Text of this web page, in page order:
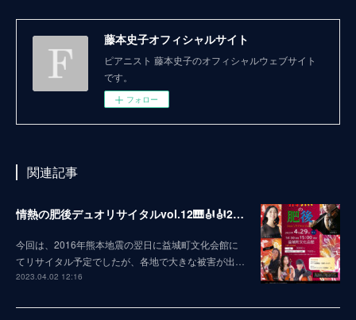
藤本史子オフィシャルサイト
ピアニスト 藤本史子のオフィシャルウェブサイト
です。
フォロー
関連記事
情熱の肥後デュオリサイタルvol.12🎹🎻🎻2023
今回は、2016年熊本地震の翌日に益城町文化会館に
てリサイタル予定でしたが、各地で大きな被害が出…
2023.04.02 12:16